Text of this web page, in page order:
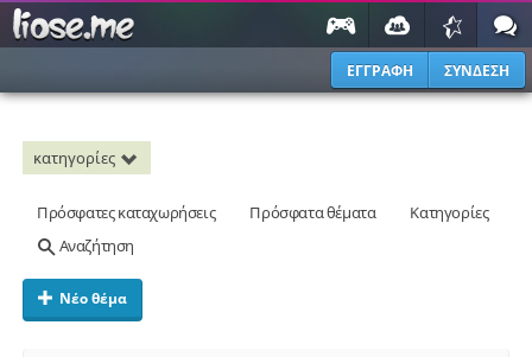
ΕΓΓΡΑΦΗ ΣΥΝΔΕΣΗ
κατηγορίες
Πρόσφατες καταχωρήσεις Πρόσφατα θέματα
Κατηγορίες
Αναζήτηση
Νέο θέμα